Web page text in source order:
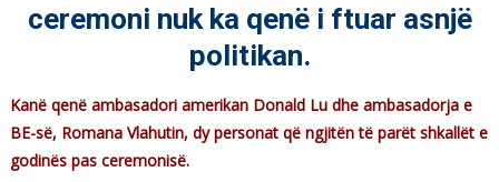
ceremoni nuk ka qenë i ftuar asnjë
politikan.
Kanë qenë ambasadori amerikan Donald Lu dhe ambasadorja e
BE-së, Romana Vlahutin, dy personat që ngjitën të parët shkallët e
godinës pas ceremonisë.